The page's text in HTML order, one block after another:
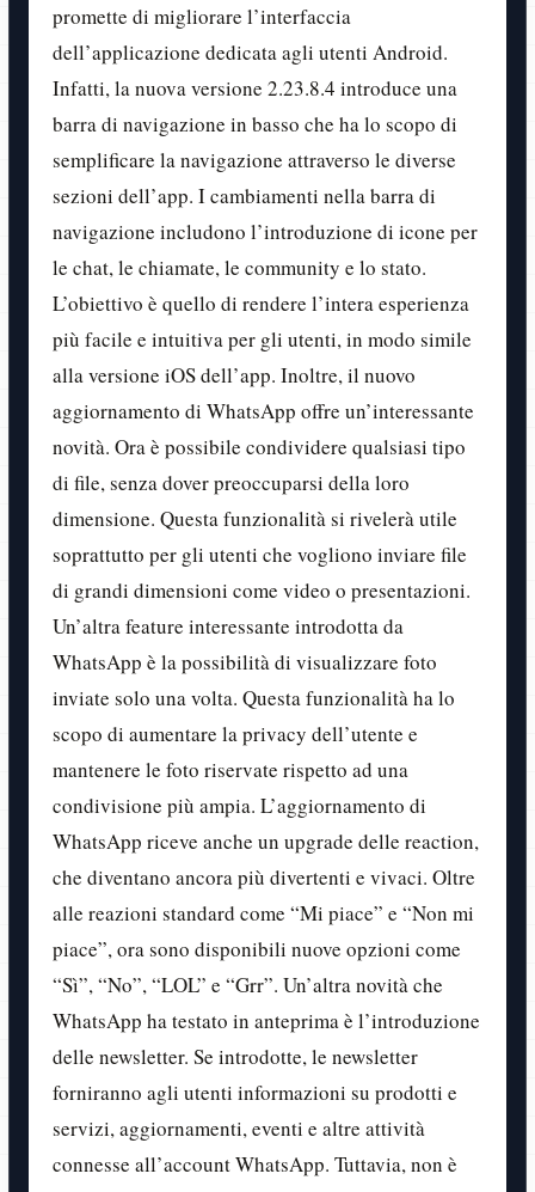
promette di migliorare l’interfaccia
dell’applicazione dedicata agli utenti Android.
Infatti, la nuova versione 2.23.8.4 introduce una
barra di navigazione in basso che ha lo scopo di
semplificare la navigazione attraverso le diverse
sezioni dell’app. I cambiamenti nella barra di
navigazione includono l’introduzione di icone per
le chat, le chiamate, le community e lo stato.
L’obiettivo è quello di rendere l’intera esperienza
più facile e intuitiva per gli utenti, in modo simile
alla versione iOS dell’app. Inoltre, il nuovo
aggiornamento di WhatsApp offre un’interessante
novità. Ora è possibile condividere qualsiasi tipo
di file, senza dover preoccuparsi della loro
dimensione. Questa funzionalità si rivelerà utile
soprattutto per gli utenti che vogliono inviare file
di grandi dimensioni come video o presentazioni.
Un’altra feature interessante introdotta da
WhatsApp è la possibilità di visualizzare foto
inviate solo una volta. Questa funzionalità ha lo
scopo di aumentare la privacy dell’utente e
mantenere le foto riservate rispetto ad una
condivisione più ampia. L’aggiornamento di
WhatsApp riceve anche un upgrade delle reaction,
che diventano ancora più divertenti e vivaci. Oltre
alle reazioni standard come “Mi piace” e “Non mi
piace”, ora sono disponibili nuove opzioni come
“Sì”, “No”, “LOL” e “Grr”. Un’altra novità che
WhatsApp ha testato in anteprima è l’introduzione
delle newsletter. Se introdotte, le newsletter
forniranno agli utenti informazioni su prodotti e
servizi, aggiornamenti, eventi e altre attività
connesse all’account WhatsApp. Tuttavia, non è